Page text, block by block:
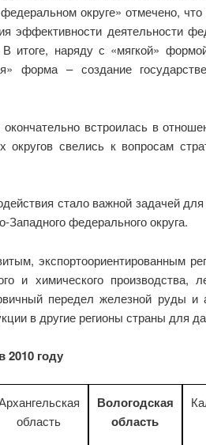
округе» отмечено,
деятельности
наряду с «мягкой»
форма – создание
встроилась в
свелись к вопросам
стало важной задачей
Западного федерального округа.
экспортоориентированным
и химического
передел железной руды
в другие регионы страны для
году
область
Вологодская
область